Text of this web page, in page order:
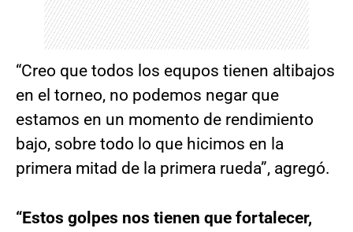
“Creo que todos los equpos tienen altibajos
en el torneo, no podemos negar que
estamos en un momento de rendimiento
bajo, sobre todo lo que hicimos en la
primera mitad de la primera rueda”, agregó.
“Estos golpes nos tienen que fortalecer,